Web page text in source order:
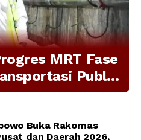
MRT Fase
Publik
Nasional
Buka Rakornas
dan Daerah 2026,